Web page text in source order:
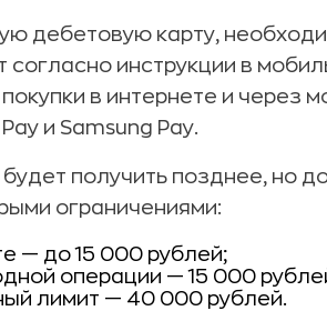
дебетовую карту,
согласно инструкции в
в интернете и через
и Samsung Pay.
получить позднее, но
ограничениями:
— до 15 000 рублей;
операции — 15 000
лимит — 40 000 рублей.